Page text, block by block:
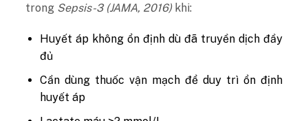
trong Sepsis-3 (JAMA, 2016)khi:
Huyết áp không ổn định dù đã truyền dịch đầy
đủ
Cần dùng thuốc vận mạch để duy trì ổn định
huyết áp